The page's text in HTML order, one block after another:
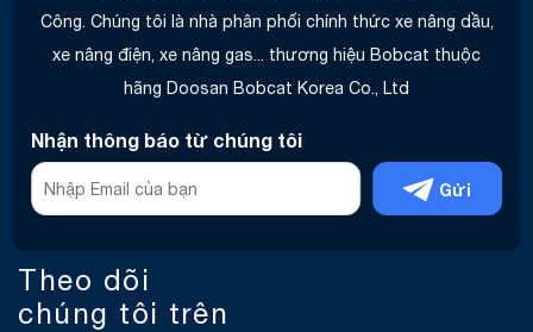
Công. Chúng tôi là nhà phân phối chính thức xe nâng dầu,
xe nâng điện, xe nâng gas... thương hiệu Bobcat thuộc
hãng Doosan Bobcat Korea Co., Ltd
Nhận thông báo từ chúng tôi
Gửi
Theo dõi
chúng tôi trên